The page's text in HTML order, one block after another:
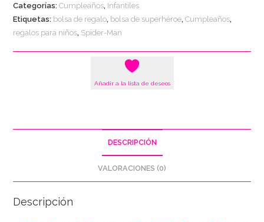
Spider-
Man"
Categorías:Cumpleaños, Infantiles
Etiquetas: bolsa de regalo, bolsa de superhéroe,Cumpleaños,
regalos para niños, Spider-Man
Añadir a la lista de deseos
DESCRIPCIÓN
VALORACIONES (0)
Descripción